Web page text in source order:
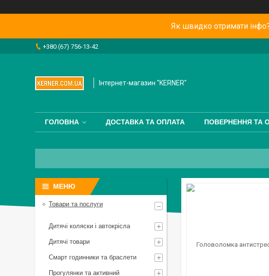
Як швидко отримати
+380 (67) 756-13-42
Інтернет-магазин "KERNER"
ГОЛОВНА ДОСТАВКА ТА ОПЛАТА ПОВЕРНЕННЯ ТА
Товари та послуги
Дитячі коляски і автокрісла
Дитячі товари
Смарт годинники та браслети
Прогулянки та активний